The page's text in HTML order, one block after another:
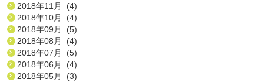
2018年11月 (4)
2018年10月 (4)
2018年09月 (5)
2018年08月 (4)
2018年07月 (5)
2018年06月 (4)
2018年05月 (3)